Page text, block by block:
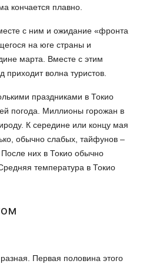
кончается плавно.
с ним и ожидание «фронта
на юге страны и
марта. Вместе с этим
волна туристов.
праздниками в Токио
погода. Миллионы горожан в
К середине или концу мая
обычно слабых, тайфунов –
них в Токио обычно
температура в Токио
Первая половина этого